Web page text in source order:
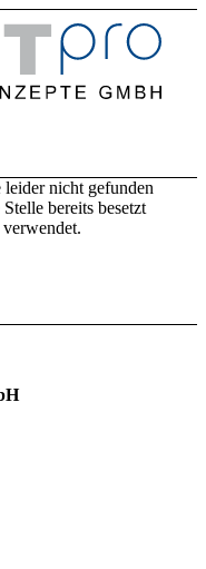
leider nicht gefunden
bereits besetzt